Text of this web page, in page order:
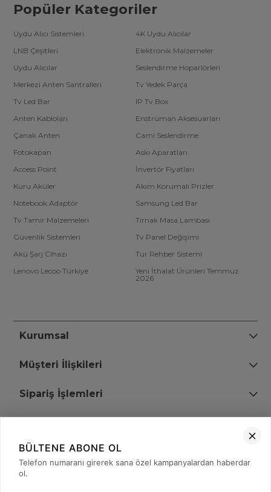
Popüler Kategoriler
Uydu Alıcı Sistemleri
4K Uydu Alıcılar
LNB Çeşitleri
Elektronik Malzemeler
Uydu Alıcılar
Seslendirme Hoparlörleri
Merkezi Anten Santralleri
Tv Yedek Parça
Tv Led Bar
IP Tv Box
Anten Kabloları
Enstrüman Aksesuarları
Çanak Anten
Cami Seslendirme
Fotokapan
Askı Aparatları
Access Point
İnvertör Fiyatları
Kuru Aküler
Akım Korumalı Prizler
Notebook Adaptör
Samsung Led Bar
Tv Tamir Malzemeleri
Tırnak Masa Lambası
Güvenlik Sistemleri
Tv Panel Değişimi
Akü Şarj Cihazı
Tur Rehber Sistemi
Lenovo Lecoo Türkiye
Yeni İthalat Ürünleri Temmuz
2026
Kurumsal
Müşteri İlişkileri
Sipariş İşlemleri
+90 (850) 473 08 08
BÜLTENE ABONE OL
Telefon numaranı girerek sana özel kampanyalardan haberdar
ol.